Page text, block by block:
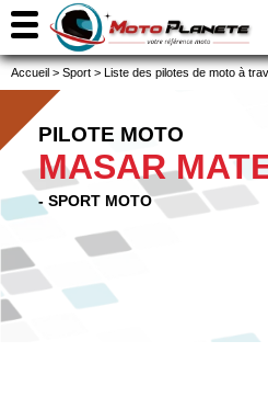
Accueil > Sport > Liste des pilotes de moto à
PILOTE MOTO
MASAR
- SPORT MOTO